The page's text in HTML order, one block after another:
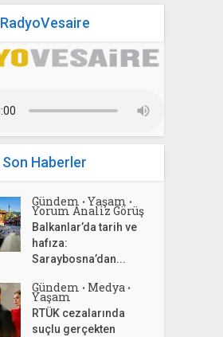
RadyoVesaire
Son Haberler
Gündem • Yaşam •
Yorum Analiz Görüş
Balkanlar’da tarih ve
hafıza:
Saraybosna’dan...
Gündem • Medya •
Yaşam
RTÜK cezalarında
suçlu gerçekten